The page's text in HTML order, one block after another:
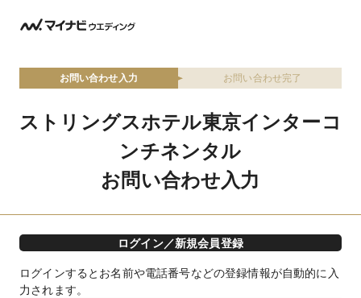
お問い合わせ入力 お問い合わせ完了
ストリングスホテル東京インターコ
ンチネンタル
お問い合わせ入力
ログイン／新規会員登録
ログインするとお名前や電話番号などの登録情報が自動的に入
力されます。